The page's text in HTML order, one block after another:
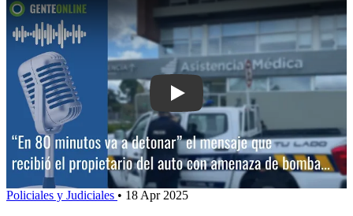
Play: “En 80 minutos va a detonar”:
Policiales y Judiciales • 18 Apr 2025